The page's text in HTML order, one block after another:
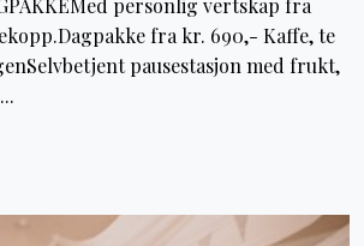
personlig vertskap fra
fra kr. 690,- Kaffe, te
pausestasjon med frukt,